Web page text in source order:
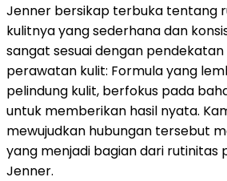
Jenner bersikap terbuka tentang
kulitnya yang sederhana dan
sangat sesuai dengan
perawatan kulit: Formula yang
pelindung kulit, berfokus pada
untuk memberikan hasil nyata.
mewujudkan hubungan tersebut
yang menjadi bagian dari rutinitas
Jenner.